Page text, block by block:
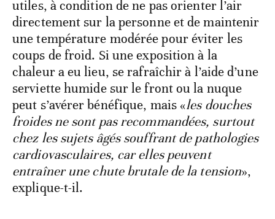
utiles, à condition de ne pas orienter l’air
directement sur la personne et de maintenir
une température modérée pour éviter les
coups de froid. Si une exposition à la
chaleur a eu lieu, se rafraîchir à l’aide d’une
serviette humide sur le front ou la nuque
peut s’avérer bénéfique, mais «les douches
froides ne sont pas recommandées, surtout
chez les sujets âgés souffrant de pathologies
cardiovasculaires, car elles peuvent
entraîner une chute brutale de la tension»,
explique-t-il.